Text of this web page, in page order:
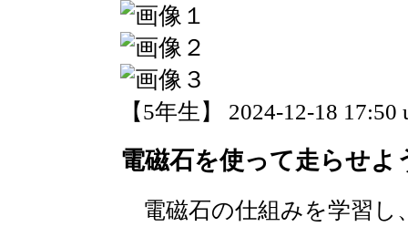
【5年生】 2024-12-18 17:50
電磁石を使って走らせよ
電磁石の仕組みを学習し